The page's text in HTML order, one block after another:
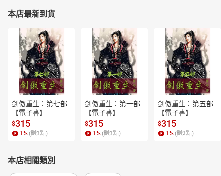
本店最新到貨
剑傲重生：第七部
【電子書】
$315
1 % (賺3點)
剑傲重生：第一部
【電子書】
$315
1 % (賺3點)
剑傲重生：第五部
【電子書】
$315
1 % (賺3點)
本店相關類別